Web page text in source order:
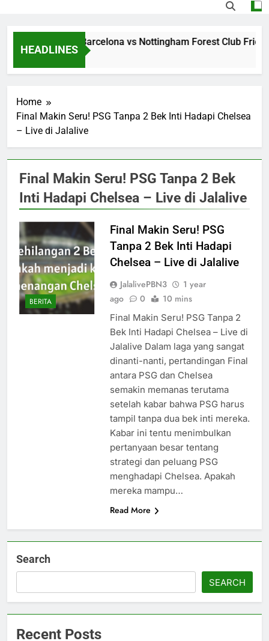
HEADLINES
Jalalive Barcelona vs Nottingham Forest Club
Ago
Home
Final Makin Seru! PSG Tanpa 2 Bek Inti Hadapi Chelsea
– Live di Jalalive
Final Makin Seru! PSG Tanpa 2 Bek
Inti Hadapi Chelsea – Live di Jalalive
BERITA
Final Makin Seru! PSG
Tanpa 2 Bek Inti Hadapi
Chelsea – Live di Jalalive
JalalivePBN3
1 year
ago
0 10 mins
Final Makin Seru! PSG Tanpa 2
Bek Inti Hadapi Chelsea – Live di
Jalalive Dalam laga yang sangat
dinanti-nanti, pertandingan Final
antara PSG dan Chelsea
semakin memanas terutama
setelah kabar bahwa PSG harus
tampil tanpa dua bek inti mereka.
Kabar ini tentu menimbulkan
pertanyaan besar tentang
strategi dan peluang PSG
menghadapi Chelsea. Apakah
mereka mampu…
Read More
Search
SEARCH
Recent Posts